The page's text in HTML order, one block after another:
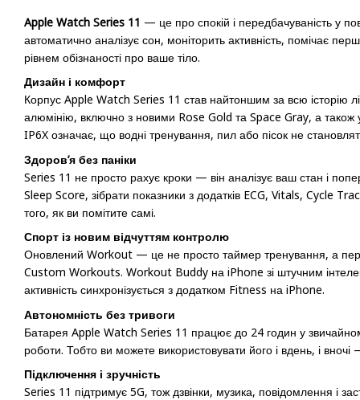
Apple Watch Series 11 — це про спокій і передбачуваність у
автоматично аналізує сон, моніторить активність, помічає
рівнем обізнаності про ваше тіло.
Дизайн і комфорт
Корпус Apple Watch Series 11 став найтоншим за всю історію
алюмінію, включно з новими Rose Gold та Space Gray, а також
IP6X означає, що водні тренування, пил або пісок не
Здоров’я без паніки
Series 11 не просто рахує кроки — він аналізує ваш стан і
Sleep Score, зібрати показники з додатків ECG, Vitals, Cycle
того, як ви помітите самі.
Спорт із новим відчуттям контролю
Оновлений Workout — це не просто таймер тренування, а
Custom Workouts. Workout Buddy на iPhone зі штучним
активність синхронізується з додатком Fitness на iPhone.
Автономність без тривоги
Батарея Apple Watch Series 11 працює до 24 годин у
роботи. Тобто ви можете використовувати його і вдень, і
Підключення і зручність
Series 11 підтримує 5G, тож дзвінки, музика, повідомлення